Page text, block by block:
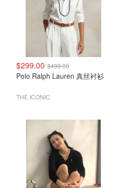
$299.00 $499.00
Polo Ralph Lauren 真丝衬衫
THE ICONIC